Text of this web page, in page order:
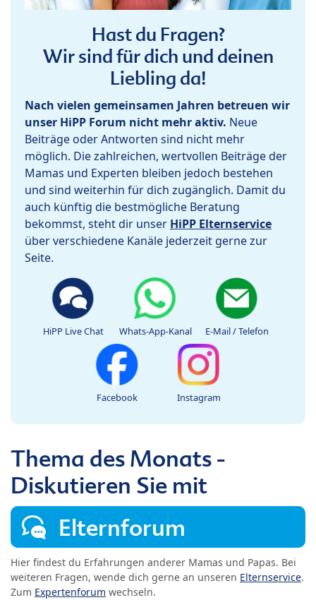
Hast du Fragen?
Wir sind für dich und deinen
Liebling da!
Nach vielen gemeinsamen Jahren betreuen wir
unser HiPP Forum nicht mehr aktiv. Neue
Beiträge oder Antworten sind nicht mehr
möglich. Die zahlreichen, wertvollen Beiträge der
Mamas und Experten bleiben jedoch bestehen
und sind weiterhin für dich zugänglich. Damit du
auch künftig die bestmögliche Beratung
bekommst, steht dir unser HiPP Elternservice
über verschiedene Kanäle jederzeit gerne zur
Seite.
HiPP Live Chat Whats-App-Kanal E-Mail / Telefon
Facebook Instagram
Thema des Monats -
Diskutieren Sie mit
Elternforum
Hier findest du Erfahrungen anderer Mamas und Papas. Bei
weiteren Fragen, wende dich gerne an unseren Elternservice.
Zum Expertenforum wechseln.